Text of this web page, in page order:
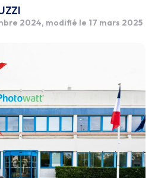
2024, modifié le 17 mars 2025